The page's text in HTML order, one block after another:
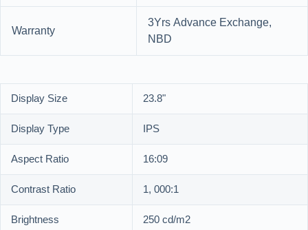
Warranty
3Yrs Advance Exchange,
NBD
Display Size
23.8"
Display Type
IPS
Aspect Ratio
16:09
Contrast Ratio
1, 000:1
Brightness
250 cd/m2